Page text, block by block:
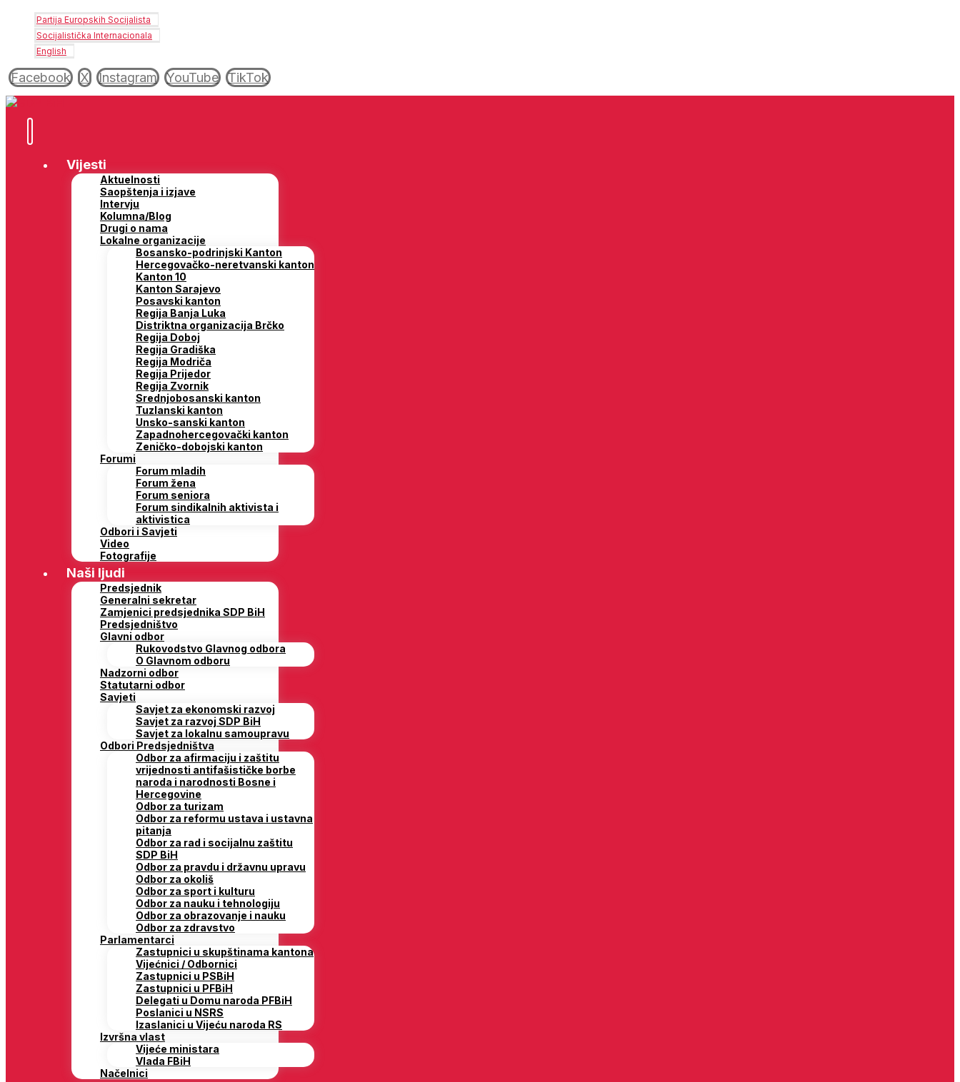
Partija Europskih Socijalista
Socijalistička Internacionala
English
Facebook X Instagram YouTube TikTok
Vijesti
Aktuelnosti
Saopštenja i izjave
Intervju
Kolumna/Blog
Drugi o nama
Lokalne organizacije
Bosansko-podrinjski Kanton
Hercegovačko-neretvanski kanton
Kanton 10
Kanton Sarajevo
Posavski kanton
Regija Banja Luka
Distriktna organizacija Brčko
Regija Doboj
Regija Gradiška
Regija Modriča
Regija Prijedor
Regija Zvornik
Srednjobosanski kanton
Tuzlanski kanton
Unsko-sanski kanton
Zapadnohercegovački kanton
Zeničko-dobojski kanton
Forumi
Forum mladih
Forum žena
Forum seniora
Forum sindikalnih aktivista i
aktivistica
Odbori i Savjeti
Video
Fotografije
Naši ljudi
Predsjednik
Generalni sekretar
Zamjenici predsjednika SDP BiH
Predsjedništvo
Glavni odbor
Rukovodstvo Glavnog odbora
O Glavnom odboru
Nadzorni odbor
Statutarni odbor
Savjeti
Savjet za ekonomski razvoj
Savjet za razvoj SDP BiH
Savjet za lokalnu samoupravu
Odbori Predsjedništva
Odbor za afirmaciju i zaštitu
vrijednosti antifašističke borbe
naroda i narodnosti Bosne i
Hercegovine
Odbor za turizam
Odbor za reformu ustava i ustavna
pitanja
Odbor za rad i socijalnu zaštitu
SDP BiH
Odbor za pravdu i državnu upravu
Odbor za okoliš
Odbor za sport i kulturu
Odbor za nauku i tehnologiju
Odbor za obrazovanje i nauku
Odbor za zdravstvo
Parlamentarci
Zastupnici u skupštinama kantona
Vijećnici / Odbornici
Zastupnici u PSBiH
Zastupnici u PFBiH
Delegati u Domu naroda PFBiH
Poslanici u NSRS
Izaslanici u Vijeću naroda RS
Izvršna vlast
Vijeće ministara
Vlada FBiH
Načelnici